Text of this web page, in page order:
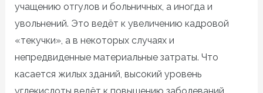
учащению отгулов и больничных, а иногда и
увольнений. Это ведёт к увеличению кадровой
«текучки», а в некоторых случаях и
непредвиденные материальные затраты. Что
касается жилых зданий, высокий уровень
углекислоты ведёт к повышению заболеваний,